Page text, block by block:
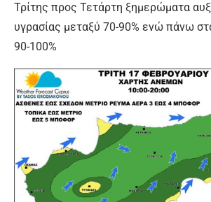
Τρίτης προς Τετάρτη ξημερώματα
υγρασίας μεταξύ 70-90% ενώ πάνω
90-100%